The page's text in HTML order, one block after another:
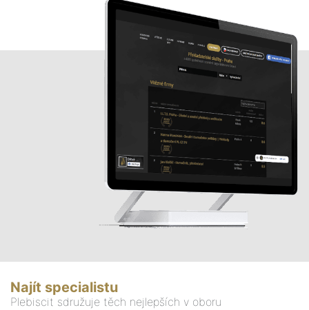
Najít specialistu
Plebiscit sdružuje těch nejlepších v oboru